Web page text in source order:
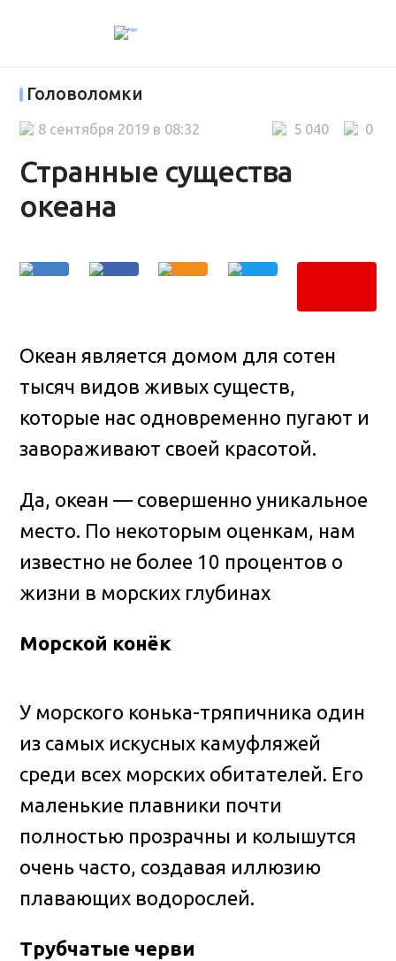
Головоломки
Странные существа
океана
0
5 040
8 сентября 2019 в 08:32
Океан является домом для сотен
тысяч видов живых существ,
которые нас одновременно пугают и
завораживают своей красотой.
Да, океан — совершенно уникальное
место. По некоторым оценкам, нам
известно не более 10 процентов о
жизни в морских глубинах
Морской конёк
У морского конька-тряпичника один
из самых искусных камуфляжей
среди всех морских обитателей. Его
маленькие плавники почти
полностью прозрачны и колышутся
очень часто, создавая иллюзию
плавающих водорослей.
Трубчатые черви